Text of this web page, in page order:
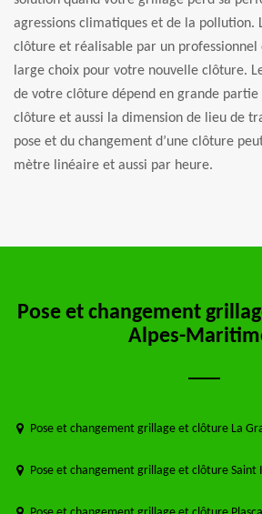
agressions climatiques et de la pollution.
clôture et réalisable par un professionnel
large choix pour votre nouvelle clôture.
de votre clôture dépend en grande
clôture et aussi la dimension de lieu de
pose et du changement d’une clôture
mètre linéaire et aussi par heure.
Pose et changement
Alpes-
Pose et changement grillage et clôture La
Pose et changement grillage et clôture Saint